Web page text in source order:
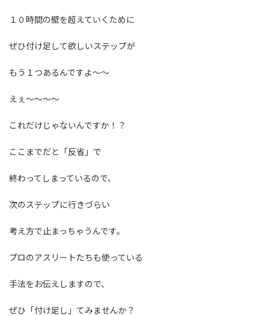
１０時間の壁を超えていくために
ぜひ付け足して欲しいステップが
もう１つあるんですよ〜〜
えぇ〜〜〜〜
これだけじゃないんですか！？
ここまでだと「反省」で
終わってしまっているので、
次のステップに行きづらい
考え方で止まっちゃうんです。
プロのアスリートたちも使っている
手法をお伝えしますので、
ぜひ「付け足し」てみませんか？